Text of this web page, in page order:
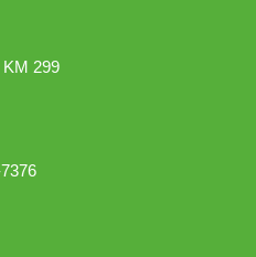
KM 299